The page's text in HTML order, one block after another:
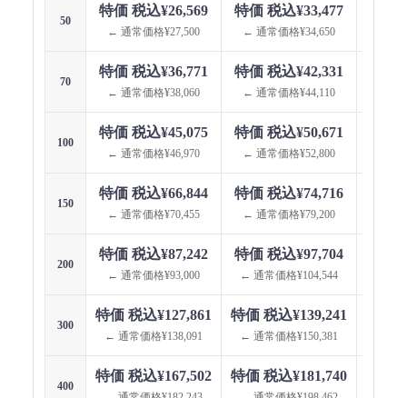
50
特価 税込¥26,569
← 通常価格¥27,500
特価 税込¥33,477
← 通常価格¥34,650
70
特価 税込¥36,771
← 通常価格¥38,060
特価 税込¥42,331
← 通常価格¥44,110
100
特価 税込¥45,075
← 通常価格¥46,970
特価 税込¥50,671
← 通常価格¥52,800
150
特価 税込¥66,844
← 通常価格¥70,455
特価 税込¥74,716
← 通常価格¥79,200
200
特価 税込¥87,242
← 通常価格¥93,000
特価 税込¥97,704
← 通常価格¥104,544
300
特価 税込¥127,861
← 通常価格¥138,091
特価 税込¥139,241
← 通常価格¥150,381
400
特価 税込¥167,502 特価 税込¥181,740